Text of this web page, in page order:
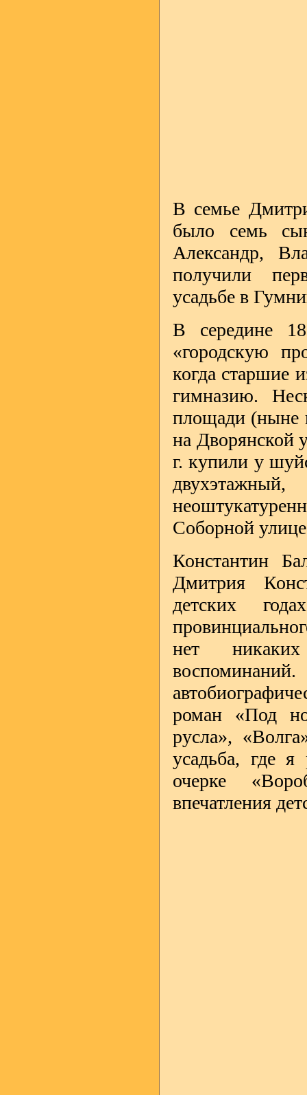
В семье
было семь
Александр,
получили
усадьбе в
В середине
«городскую
когда старшие
гимназию.
площади (ныне
на Дворянской
г. купили у
Соборной
Константин
Дмитрия
детских
нет
роман «Под
русла»,
усадьба, где
очерке
впечатления